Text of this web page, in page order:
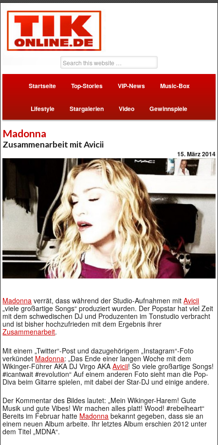
Startseite Top-Stories VIP-News Music-Box
Lifestyle Stargalerien Video Gewinnspiele
Madonna
Zusammenarbeit mit Avicii
15. März 2014
Madonna verrät, dass während der Studio-Aufnahmen mitAvicii
„viele großartige Songs“ produziert wurden. Der Popstar hat viel Zeit
mit dem schwedischen DJ und Produzenten im Tonstudio verbracht
und ist bisher hochzufrieden mit dem Ergebnis ihrer
Zusammenarbeit.
Mit einem „Twitter“-Post und dazugehörigem „Instagram“-Foto
verkündet Madonna: „Das Ende einer langen Woche mit dem
Wikinger-Führer AKA DJ Virgo AKAAvicii! So viele großartige Songs!
#icantwait #revolution“ Auf einem anderen Foto sieht man die Pop-
Diva beim Gitarre spielen, mit dabei der Star-DJ und einige andere.
Der Kommentar des Bildes lautet: „Mein Wikinger-Harem! Gute
Musik und gute Vibes! Wir machen alles platt! Wood! #rebelheart“
Bereits im Februar hatte Madonna bekannt gegeben, dass sie an
einem neuen Album arbeite. Ihr letztes Album erschien 2012 unter
dem Titel „MDNA“.